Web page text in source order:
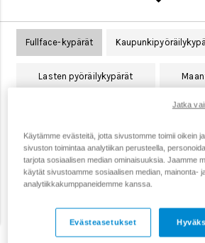
Fullface-kypärät
Lasten pyöräilykypärät
Suodata
Käytämme evästeitä, jotta sivustomme toimii oikein
sivuston toimintaa analytiikan perusteella,
tarjota sosiaalisen median ominaisuuksia. Jaamme
käytät sivustoamme sosiaalisen median, mainonta-
analytiikkakumppaneidemme kanssa.
Evästeasetukset
Jatka